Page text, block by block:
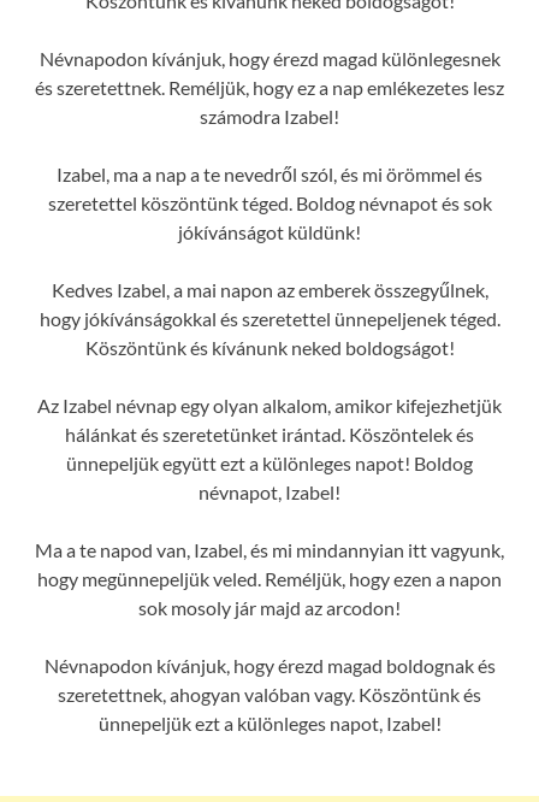
Névnapodon kívánjuk, hogy érezd magad különlegesnek
és szeretettnek. Reméljük, hogy ez a nap emlékezetes lesz
számodra Izabel!
Izabel, ma a nap a te nevedről szól, és mi örömmel és
szeretettel köszöntünk téged. Boldog névnapot és sok
jókívánságot küldünk!
Kedves Izabel, a mai napon az emberek összegyűlnek,
hogy jókívánságokkal és szeretettel ünnepeljenek téged.
Köszöntünk és kívánunk neked boldogságot!
Az Izabel névnap egy olyan alkalom, amikor kifejezhetjük
hálánkat és szeretetünket irántad. Köszöntelek és
ünnepeljük együtt ezt a különleges napot! Boldog
névnapot, Izabel!
Ma a te napod van, Izabel, és mi mindannyian itt vagyunk,
hogy megünnepeljük veled. Reméljük, hogy ezen a napon
sok mosoly jár majd az arcodon!
Névnapodon kívánjuk, hogy érezd magad boldognak és
szeretettnek, ahogyan valóban vagy. Köszöntünk és
ünnepeljük ezt a különleges napot, Izabel!